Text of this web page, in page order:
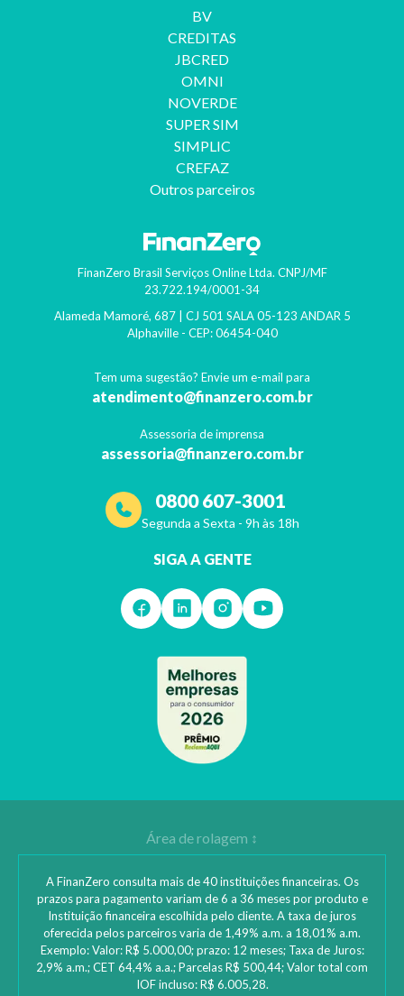
BV
CREDITAS
JBCRED
OMNI
NOVERDE
SUPER SIM
SIMPLIC
CREFAZ
Outros parceiros
FinanZero Brasil Serviços Online Ltda. CNPJ/MF
23.722.194/0001-34
Alameda Mamoré, 687 | CJ 501 SALA 05-123 ANDAR 5
Alphaville- CEP: 06454-040
Tem uma sugestão? Envie um e-mail para
atendimento@finanzero.com.br
Assessoria de imprensa
assessoria@finanzero.com.br
0800 607-3001
Segunda a Sexta - 9h às 18h
SIGA A GENTE
A FinanZero consulta mais de 40 instituições financeiras. Os
prazos para pagamento variam de 6 a 36 meses por produto e
Instituição financeira escolhida pelo cliente. A taxa de juros
oferecida pelos parceiros varia de 1,49% a.m. a 18,01% a.m.
Exemplo: Valor: R$ 5.000,00; prazo: 12 meses; Taxa de Juros:
2,9% a.m.; CET 64,4% a.a.; Parcelas R$ 500,44; Valor total com
IOF incluso: R$ 6.005,28.